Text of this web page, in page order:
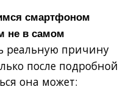
смартфоном
не в самом
реальную причину
после подробной
она может: